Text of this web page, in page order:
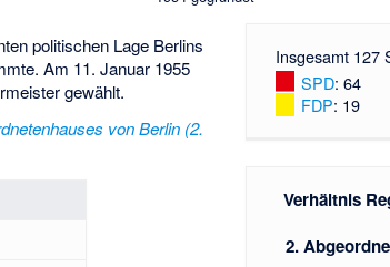
Insgesamt 127
SPD: 64
FDP: 19
Verhältnis
2.
politischen Lage Berlins
Am 11. Januar 1955
gewählt.
von Berlin (2.